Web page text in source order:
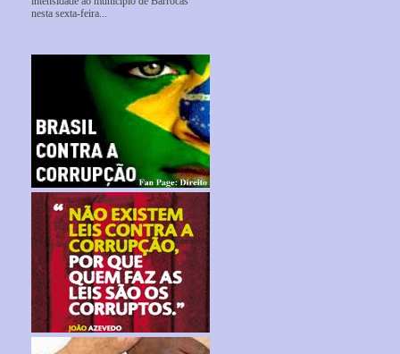
nesta sexta-feira...